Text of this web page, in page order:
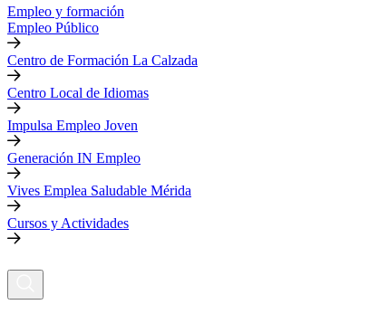
Empleo y formación
Empleo Público
Centro de Formación La Calzada
Centro Local de Idiomas
Impulsa Empleo Joven
Generación IN Empleo
Vives Emplea Saludable Mérida
Cursos y Actividades